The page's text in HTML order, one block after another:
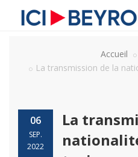
Accueil
La transmission de la
06
SEP.
2022
La